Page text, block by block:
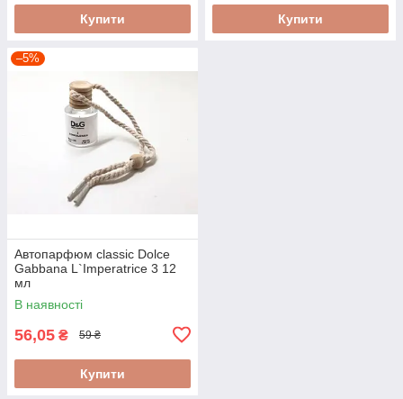
Купити Купити
–5%
Автопарфюм classic Dolce
Gabbana L`Imperatrice 3 12
мл
В наявності
56,05 ₴ 59 ₴
Купити